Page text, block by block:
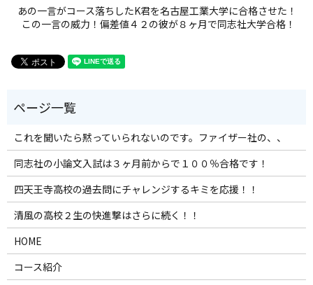
あの一言がコース落ちしたK君を名古屋工業大学に合格させた！
この一言の威力！偏差値４２の彼が８ヶ月で同志社大学合格！
これを聞いたら黙っていられないのです。ファイザー社の、、
同志社の小論文入試は３ヶ月前からで１００％合格です！
四天王寺高校の過去問にチャレンジするキミを応援！！
清風の高校２生の快進撃はさらに続く！！
HOME
コース紹介